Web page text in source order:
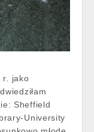
r. jako
Sheffield
University